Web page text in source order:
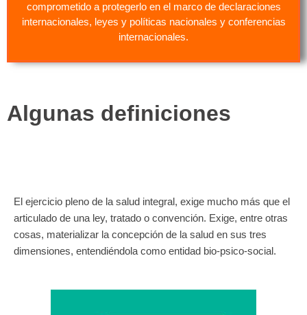
comprometido a protegerlo en el marco de declaraciones
internacionales, leyes y políticas nacionales y conferencias
internacionales.
Algunas definiciones
El ejercicio pleno de la salud integral, exige mucho más que el
articulado de una ley, tratado o convención. Exige, entre otras
cosas, materializar la concepción de la salud en sus tres
dimensiones, entendiéndola como entidad bio-psico-social.